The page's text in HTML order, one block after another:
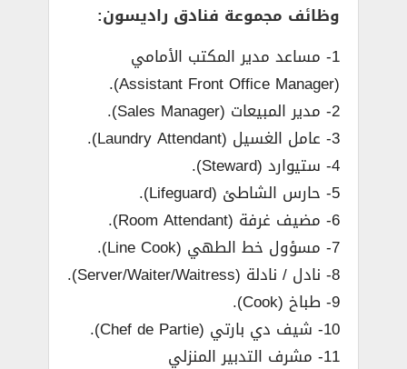
وظائف مجموعة فنادق راديسون:
1- مساعد مدير المكتب الأمامي
(Assistant Front Office Manager).
2- مدير المبيعات (Sales Manager).
3- عامل الغسيل (Laundry Attendant).
4- ستيوارد (Steward).
5- حارس الشاطئ (Lifeguard).
6- مضيف غرفة (Room Attendant).
7- مسؤول خط الطهي (Line Cook).
8- نادل / نادلة (Server/Waiter/Waitress).
9- طباخ (Cook).
10- شيف دي بارتي (Chef de Partie).
11- مشرف التدبير المنزلي